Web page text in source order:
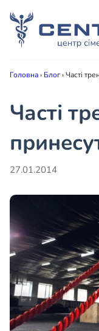
Головна› Блог›Часті
Часті
27.01.2014